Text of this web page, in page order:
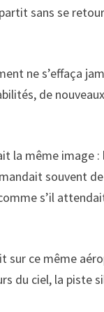
sans se
ne s’effaça
de
la même image
souvent
s’il
sur ce même
du ciel, la piste